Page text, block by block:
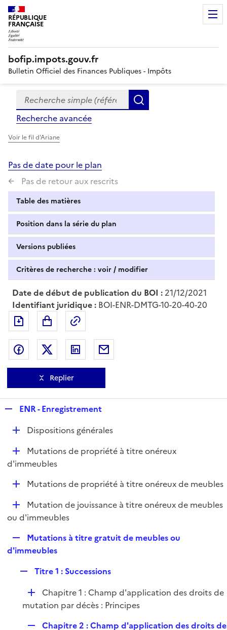
RÉPUBLIQUE
FRANÇAISE
bofip.impots.gouv.fr
Bulletin Officiel des Finances Publiques - Impôts
Formulaire
de
recherche
Recherche simple (références, mots clés, partie du
Recherche avancée
Voir le fil d'Ariane
Pas de date pour le plan
Pas de retour aux rescrits
Table des matières
Position dans la série du plan
Versions publiées
Critères de recherche : voir / modifier
Date de début de publication du BOI : 21/12/2021
Identifiant juridique : BOI-ENR-DMTG-10-20-40-20
Exporter le document au format pdf
Partager sur Facebook
Partager sur Twitter
Partager sur LinkedIn
Replier
p
l
i
e
r
ENR - Enregistrement
D
l
Dispositions générales
D
é
e
r
Mutations de propriété à titre onéreux
d'immeubles
D
l
r
Mutations de propriété à titre onéreux de meubles
D
é
i
Mutation de jouissance à titre onéreux de meubles
ou d'immeubles
e
l
r
Mutations à titre gratuit de meubles ou
d'immeubles
p
l
Titre 1 : Successions
D
é
Chapitre 1 : Champ d'application des droits de
mutation par décès : Principes
Chapitre 2 : Champ d'application des droits de